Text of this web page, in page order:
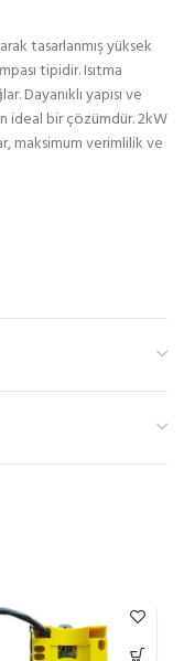
tasarlanmış yüksek
tipidir. Isıtma
Dayanıklı yapısı ve
ideal bir çözümdür. 2kW
maksimum verimlilik ve